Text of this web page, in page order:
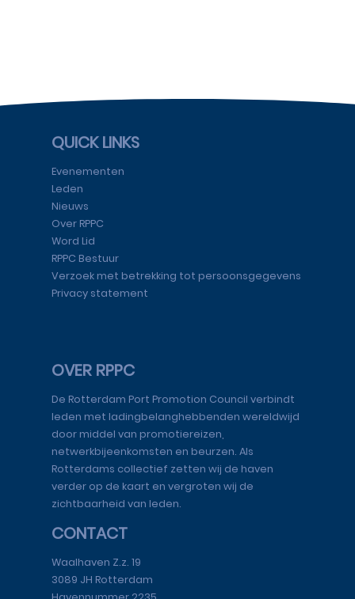
QUICK LINKS
Evenementen
Leden
Nieuws
Over RPPC
Word Lid
RPPC Bestuur
Verzoek met betrekking tot persoonsgegevens
Privacy statement
OVER RPPC
De Rotterdam Port Promotion Council verbindt
leden met ladingbelanghebbenden wereldwijd
door middel van promotiereizen,
netwerkbijeenkomsten en beurzen. Als
Rotterdams collectief zetten wij de haven
verder op de kaart en vergroten wij de
zichtbaarheid van leden.
CONTACT
Waalhaven Z.z. 19
3089 JH Rotterdam